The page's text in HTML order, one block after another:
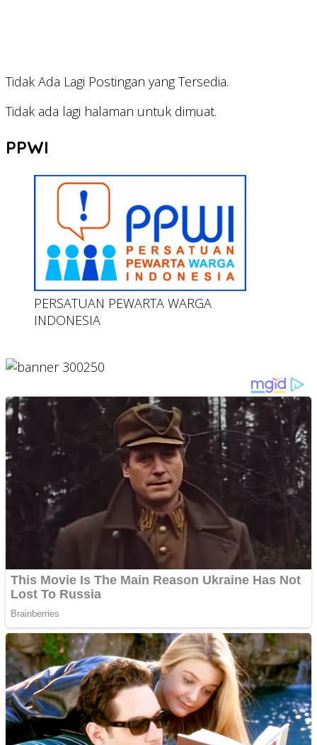
Tidak Ada Lagi Postingan yang Tersedia.
Tidak ada lagi halaman untuk dimuat.
PPWI
PERSATUAN PEWARTA WARGA
INDONESIA